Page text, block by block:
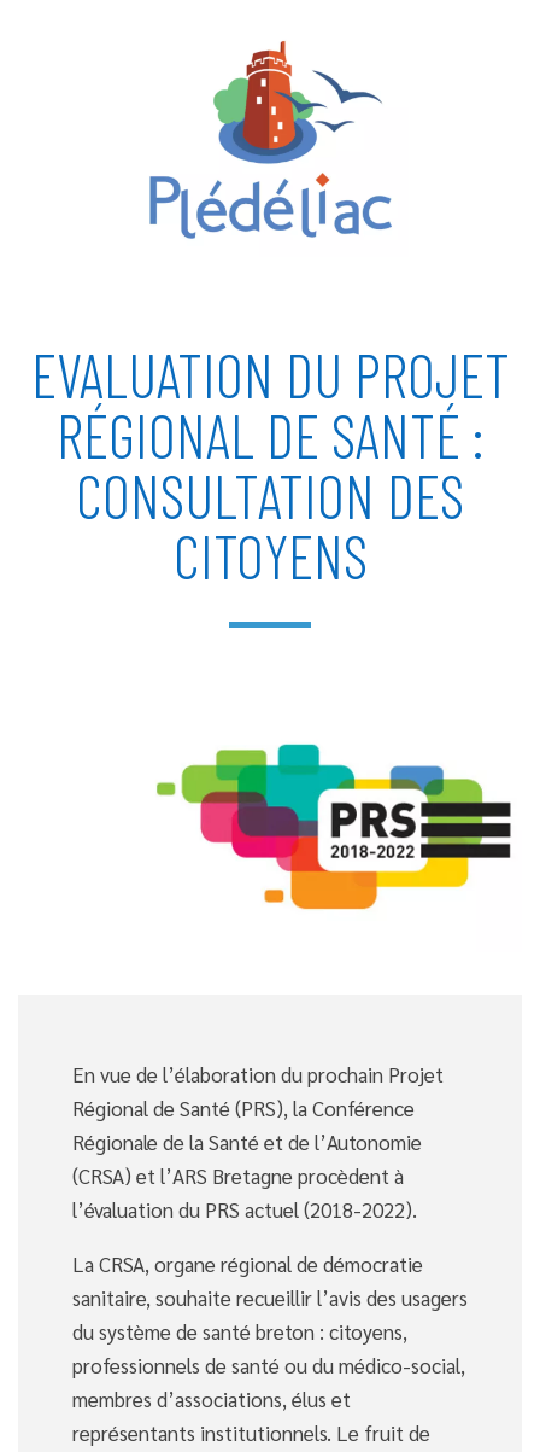
EVALUATION DU PROJET
RÉGIONAL DE SANTÉ :
CONSULTATION DES
CITOYENS
En vue de l’élaboration du prochain Projet
Régional de Santé (PRS), la Conférence
Régionale de la Santé et de l’Autonomie
(CRSA) et l’ARS Bretagne procèdent à
l’évaluation du PRS actuel (2018-2022).
La CRSA, organe régional de démocratie
sanitaire, souhaite recueillir l’avis des usagers
du système de santé breton : citoyens,
professionnels de santé ou du médico-social,
membres d’associations, élus et
représentants institutionnels. Le fruit de